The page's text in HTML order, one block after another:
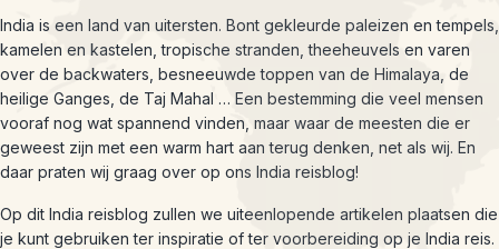
India is een land van uitersten. Bont gekleurde paleizen en tempels,
kamelen en kastelen, tropische stranden, theeheuvels en varen
over de backwaters, besneeuwde toppen van de Himalaya, de
heilige Ganges, de Taj Mahal … Een bestemming die veel mensen
vooraf nog wat spannend vinden, maar waar de meesten die er
geweest zijn met een warm hart aan terug denken, net als wij. En
daar praten wij graag over op ons India reisblog!
Op dit India reisblog zullen we uiteenlopende artikelen plaatsen die
je kunt gebruiken ter inspiratie of ter voorbereiding op je India reis.